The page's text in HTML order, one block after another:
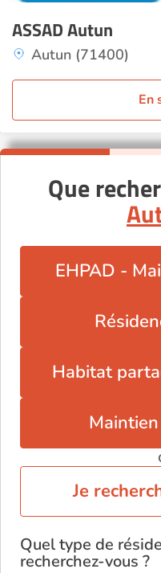
ASSAD Autun
Autun (71400)
En
Que
EHPAD -
Habitat
Je
Quel type de
recherchez-vous ?